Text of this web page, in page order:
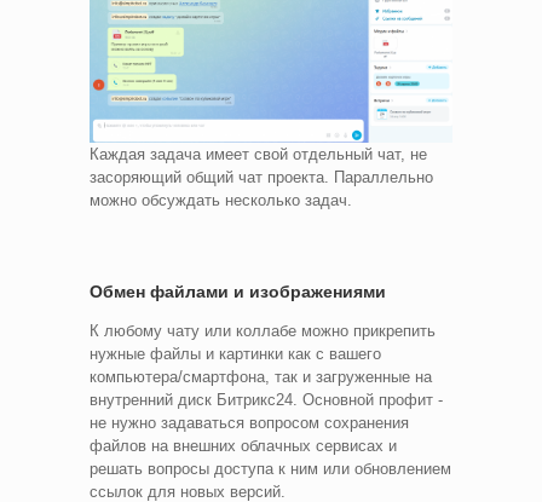
Каждая задача имеет свой отдельный чат, не
засоряющий общий чат проекта. Параллельно
можно обсуждать несколько задач.
Обмен файлами и изображениями
К любому чату или коллабе можно прикрепить
нужные файлы и картинки как с вашего
компьютера/смартфона, так и загруженные на
внутренний диск Битрикс24. Основной профит -
не нужно задаваться вопросом сохранения
файлов на внешних облачных сервисах и
решать вопросы доступа к ним или обновлением
ссылок для новых версий.